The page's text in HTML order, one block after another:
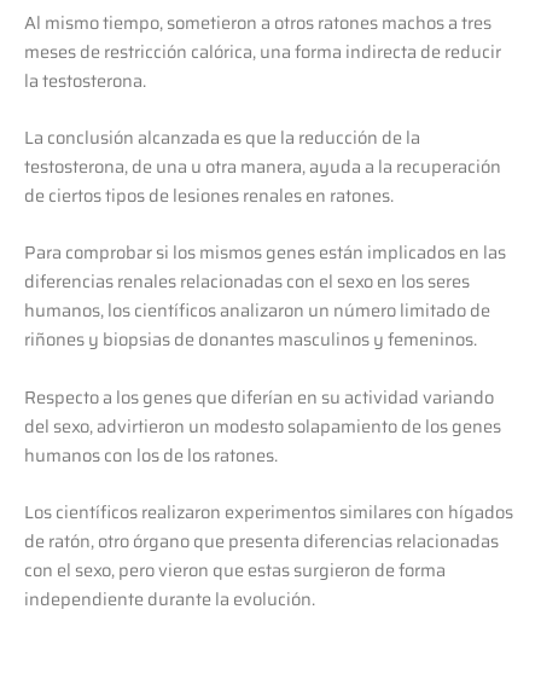
Al mismo tiempo, sometieron a otros ratones machos a tres
meses de restricción calórica, una forma indirecta de reducir
la testosterona.
La conclusión alcanzada es que la reducción de la
testosterona, de una u otra manera, ayuda a la recuperación
de ciertos tipos de lesiones renales en ratones.
Para comprobar si los mismos genes están implicados en las
diferencias renales relacionadas con el sexo en los seres
humanos, los científicos analizaron un número limitado de
riñones y biopsias de donantes masculinos y femeninos.
Respecto a los genes que diferían en su actividad variando
del sexo, advirtieron un modesto solapamiento de los genes
humanos con los de los ratones.
Los científicos realizaron experimentos similares con hígados
de ratón, otro órgano que presenta diferencias relacionadas
con el sexo, pero vieron que estas surgieron de forma
independiente durante la evolución.